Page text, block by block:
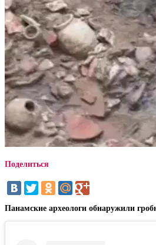
Поделиться
Панамские археологи обнаружили